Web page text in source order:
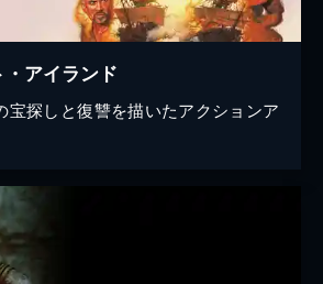
アイランド
宝探しと復讐を描いたアクションア